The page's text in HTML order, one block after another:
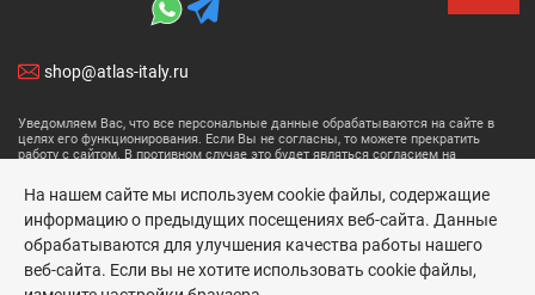
shop@atlas-italy.ru
Уведомляем Вас, что все персональные данные обрабатываются на сайте в
целях его функционирования. Если Вы не согласны, то можете прекратить
работу с сайтом. В противном случае это будет являться согласием на
Размещенные данные носят информационный характер и не являются
публичной офертой.
Atlas Concorde © 2026
На нашем сайте мы используем cookie файлы, содержащие
информацию о предыдущих посещениях веб-сайта. Данные
обрабатываются для улучшения качества работы нашего
веб-сайта. Если вы не хотите использовать cookie файлы,